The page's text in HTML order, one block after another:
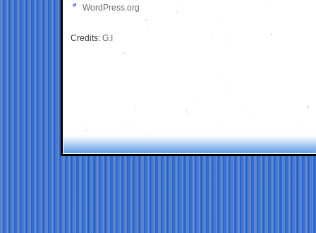
WordPress.org
Credits: G.I